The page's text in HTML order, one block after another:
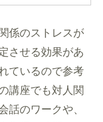
係のストレスが
させる効果があ
ているので参考
講座でも対人関
話のワークや、